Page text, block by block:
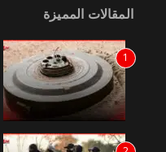
المقالات المميزة
1